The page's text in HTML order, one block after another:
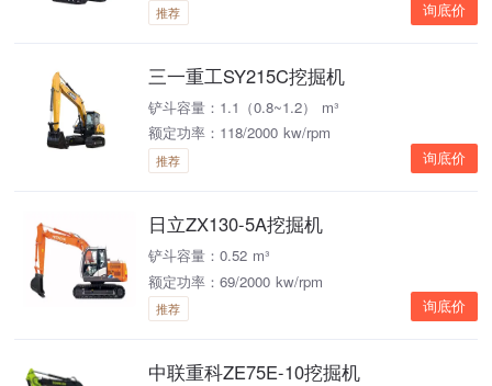
推荐 询底价
三一重工SY215C挖掘机
铲斗容量：1.1（0.8~1.2） m³
额定功率：118/2000 kw/rpm
推荐 询底价
日立ZX130-5A挖掘机
铲斗容量：0.52 m³
额定功率：69/2000 kw/rpm
推荐 询底价
中联重科ZE75E-10挖掘机